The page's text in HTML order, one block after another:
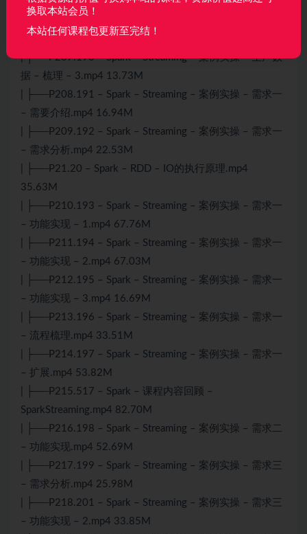
据 – 梳理 – 2.mp4 24.60M
| ├──P207.190 – Spark – Streaming – 案例实操 – 生产数
据 – 梳理 – 3.mp4 13.73M
| ├──P208.191 – Spark – Streaming – 案例实操 – 需求一
– 需要介绍.mp4 16.94M
| ├──P209.192 – Spark – Streaming – 案例实操 – 需求一
– 需求分析.mp4 22.53M
| ├──P21.20 – Spark – RDD – IO的执行原理.mp4
35.63M
| ├──P210.193 – Spark – Streaming – 案例实操 – 需求一
– 功能实现 – 1.mp4 67.76M
| ├──P211.194 – Spark – Streaming – 案例实操 – 需求一
– 功能实现 – 2.mp4 67.03M
| ├──P212.195 – Spark – Streaming – 案例实操 – 需求一
– 功能实现 – 3.mp4 16.69M
| ├──P213.196 – Spark – Streaming – 案例实操 – 需求一
– 流程梳理.mp4 33.51M
| ├──P214.197 – Spark – Streaming – 案例实操 – 需求一
– 扩展.mp4 53.82M
| ├──P215.517 – Spark – 课程内容回顾 –
SparkStreaming.mp4 82.70M
| ├──P216.198 – Spark – Streaming – 案例实操 – 需求二
– 功能实现.mp4 52.69M
| ├──P217.199 – Spark – Streaming – 案例实操 – 需求三
– 需求分析.mp4 25.98M
| ├──P218.201 – Spark – Streaming – 案例实操 – 需求三
– 功能实现 – 2.mp4 33.85M
换取本站会员！
本站任何课程包更新至完结！